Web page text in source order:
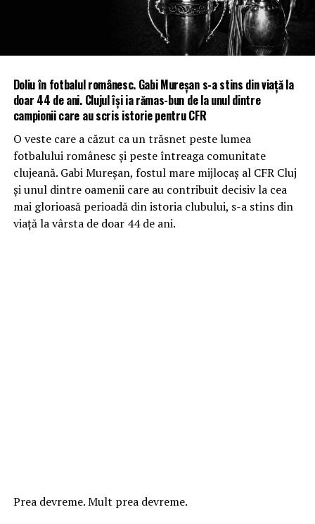
Doliu în fotbalul românesc. Gabi Mureșan s-a stins din viață la
doar 44 de ani. Clujul își ia rămas-bun de la unul dintre
campionii care au scris istorie pentru CFR
O veste care a căzut ca un trăsnet peste lumea
fotbalului românesc și peste întreaga comunitate
clujeană. Gabi Mureșan, fostul mare mijlocaș al CFR Cluj
și unul dintre oamenii care au contribuit decisiv la cea
mai glorioasă perioadă din istoria clubului, s-a stins din
viață la vârsta de doar 44 de ani.
Prea devreme. Mult prea devreme.